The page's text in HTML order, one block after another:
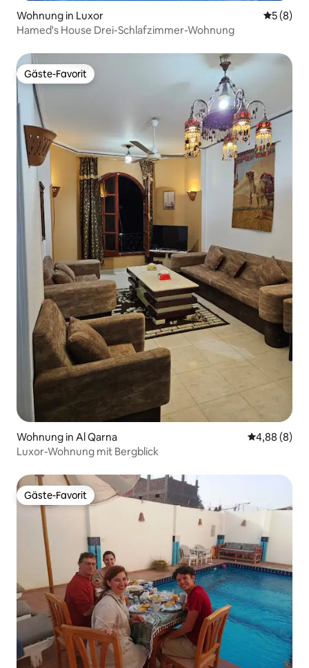
Wohnung in Luxor
5 (8)
Hamed's House Drei-Schlafzimmer-Wohnung
Gäste-Favorit
Gäste-Favorit
Wohnung in Al Qarna
4,88 (8)
Luxor-Wohnung mit Bergblick
Gäste-Favorit
Gäste-Favorit